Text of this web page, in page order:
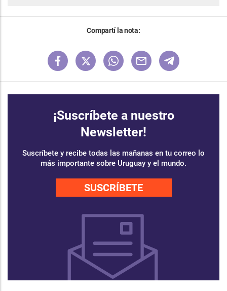
Compartí la nota:
¡Suscríbete a nuestro
Newsletter!
Suscríbete y recibe todas las mañanas en tu correo lo
más importante sobre Uruguay y el mundo.
SUSCRÍBETE